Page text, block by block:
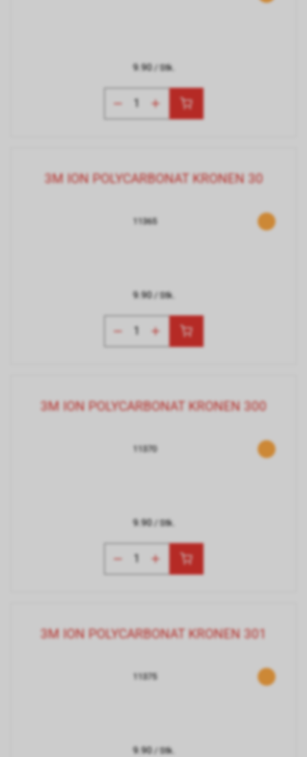
9.90/ Stk.
3M ION POLYCARBONAT KRONEN 30
11365
9.90/ Stk.
3M ION POLYCARBONAT KRONEN 300
11370
9.90/ Stk.
3M ION POLYCARBONAT KRONEN 301
11375
9.90/ Stk.